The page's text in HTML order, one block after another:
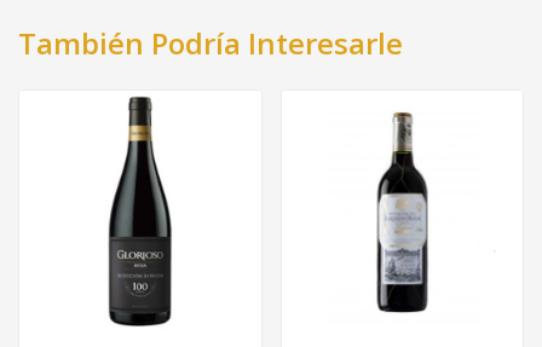
También Podría Interesarle